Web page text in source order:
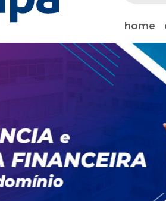
home
de condomínios
eDigital
e personalizada, cliente
uma administração
gestão financeira completa